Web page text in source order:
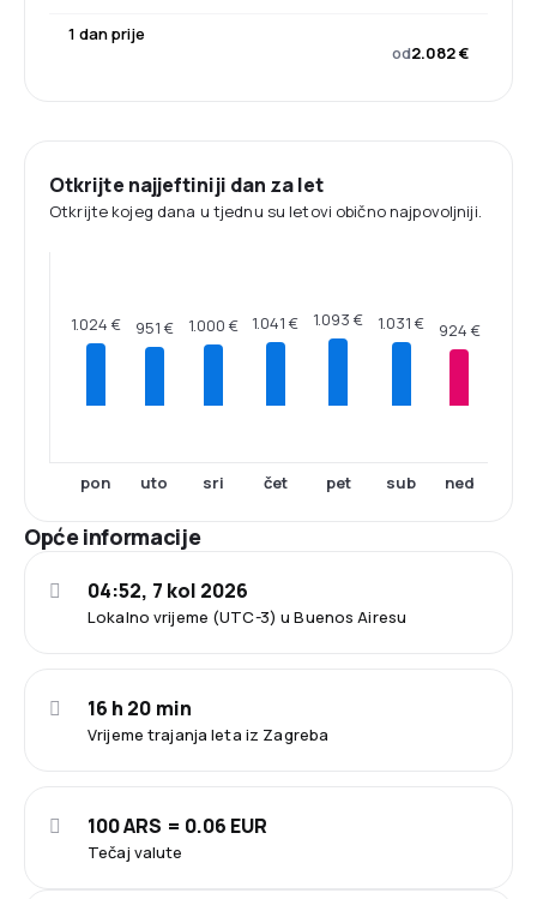
1 dan prije
od2.082 €
Otkrijte najjeftiniji dan za let
Otkrijte kojeg dana u tjednu su letovi obično najpovoljniji.
1.024 €
pon
951 €
uto
1.000 €
sri
1.041 €
čet
1.093 €
pet
1.031 €
sub
924 €
ned
Opće informacije
Lokalno vrijeme (UTC-3) u Buenos Airesu
04:52, 7 kol 2026
Vrijeme trajanja leta iz Zagreba
16 h 20 min
Tečaj valute
100 ARS = 0.06 EUR